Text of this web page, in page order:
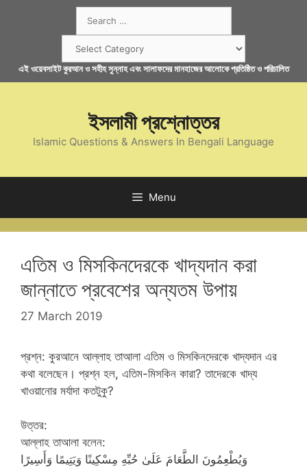
for:
এই ওয়েবসাইট কুরআন ও সহীহ সুন্নাহ এবং সালাফদের মানহাজের আলোকে প্রতিষ্ঠিত ও পরিচালিত
ইসলামী প্রশ্নোত্তর
Islamic Questions & Answers In Bengali Language
Menu
এতিম ও মিসকিনদেরকে খাদ্যদান করা
জান্নাতে প্রবেশের অন্যতম উপায়
27 March 2019
প্রশ্ন: কুরআনে আল্লাহ তাআলা এতিম ও মিসকিনদেরকে খাদ্যদান এর
কথা বলেছেন। প্রশ্ন হল, এতিম-মিসকিন কারা? তাদেরকে খাদ্য
খাওয়ানোর মর্যাদা কতটুকু?
উত্তর:
আল্লাহ তাআলা বলেন:
وَيُطْعِمُونَ الطَّعَامَ عَلَىٰ حُبِّهِ مِسْكِينًا وَيَتِيمًا وَأَسِيرًا